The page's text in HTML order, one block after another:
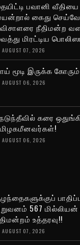
பவானி வீதியை
கைது
நீதிமன்ற
மிரட்டிய
AUGUST 07, 2026
மூடி இருக்க
AUGUST 06, 2026
கரை
AUGUST 06, 2026
567
உத்தரவு!!
AUGUST 07, 2026